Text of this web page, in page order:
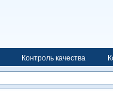
Контроль качества